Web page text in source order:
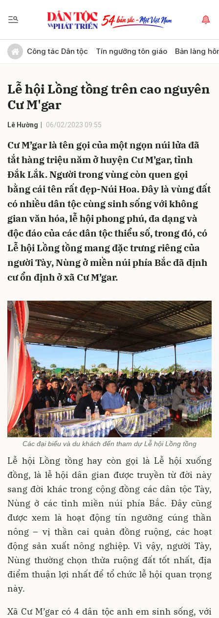
Công tác Dân tộc Tín ngưỡng tôn giáo Bản làng
Lễ hội Lồng tồng trên cao nguyên
Cư M'gar
Lê Hường 06/02/2023 09:55
Cư M’gar là tên gọi của một ngọn núi lửa đã
tắt hàng triệu năm ở huyện Cư M’gar, tỉnh
Đắk Lắk. Người trong vùng còn quen gọi
bằng cái tên rất đẹp-Núi Hoa. Đây là vùng đất
có nhiều dân tộc cùng sinh sống với không
gian văn hóa, lễ hội phong phú, đa dạng và
độc đáo của các dân tộc thiểu số, trong đó, có
Lễ hội Lồng tồng mang đặc trưng riêng của
người Tày, Nùng ở miền núi phía Bắc đã định
cư ổn định ở xã Cư M’gar.
Các đại biểu và du khách đến tham dự Lễ hội Lồng tồng
Lễ hội Lồng tồng hay còn gọi là Lễ hội xuống
đồng, là lễ hội dân gian được truyền từ đời này
sang đời khác trong cộng đồng các dân tộc Tày,
Nùng ở các tỉnh miền núi phía Bắc. Đây cũng
được xem là hoạt động tín ngưỡng cúng thần
nông – vị thần cai quản đồng ruộng, các hoạt
động sản xuất nông nghiệp. Vì vậy, người Tày,
Nùng thường chọn thửa ruộng đất tốt nhất, địa
điểm thuận lợi nhất để tổ chức lễ hội quan trọng
này.
Xã Cư M’gar có 4 dân tộc anh em sinh sống, với
Gửi bình luận
Hủy Gửi